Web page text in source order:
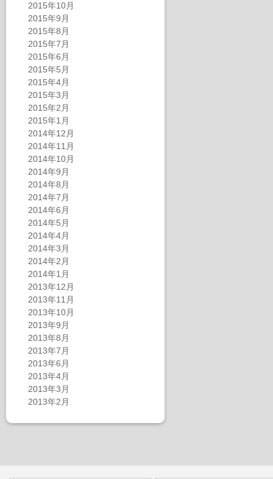
2015年10月
2015年9月
2015年8月
2015年7月
2015年6月
2015年5月
2015年4月
2015年3月
2015年2月
2015年1月
2014年12月
2014年11月
2014年10月
2014年9月
2014年8月
2014年7月
2014年6月
2014年5月
2014年4月
2014年3月
2014年2月
2014年1月
2013年12月
2013年11月
2013年10月
2013年9月
2013年8月
2013年7月
2013年6月
2013年4月
2013年3月
2013年2月